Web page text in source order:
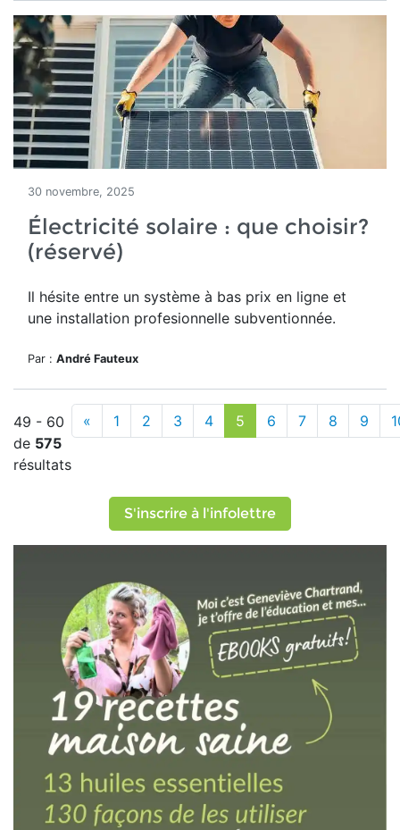
30 novembre, 2025
Électricité solaire : que choisir?
(réservé)
Il hésite entre un système à bas prix en ligne et
une installation profesionnelle subventionnée.
Par : André Fauteux
49 - 60
de 575
résultats
« 1 2 3 4 5 6 7 8 9
S'inscrire à l'infolettre